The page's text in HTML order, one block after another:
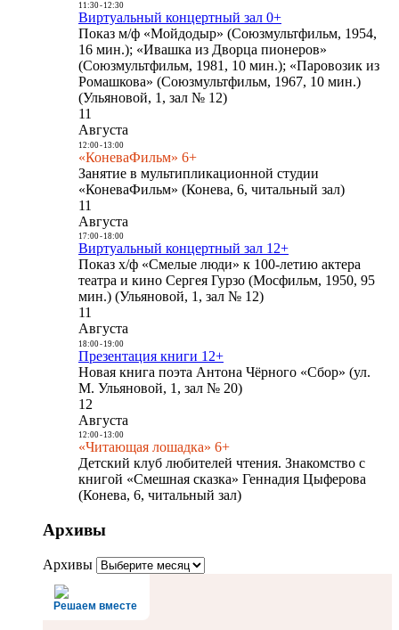
11:30- 12:30
Виртуальный концертный зал 0+
Показ м/ф «Мойдодыр» (Союзмультфильм, 1954,
16 мин.); «Ивашка из Дворца пионеров»
(Союзмультфильм, 1981, 10 мин.); «Паровозик из
Ромашкова» (Союзмультфильм, 1967, 10 мин.)
(Ульяновой, 1, зал № 12)
11
Августа
12:00- 13:00
«КоневаФильм» 6+
Занятие в мультипликационной студии
«КоневаФильм» (Конева, 6, читальный зал)
11
Августа
17:00- 18:00
Виртуальный концертный зал 12+
Показ х/ф «Смелые люди» к 100-летию актера
театра и кино Сергея Гурзо (Мосфильм, 1950, 95
мин.) (Ульяновой, 1, зал № 12)
11
Августа
18:00- 19:00
Презентация книги 12+
Новая книга поэта Антона Чёрного «Сбор» (ул.
М. Ульяновой, 1, зал № 20)
12
Августа
12:00- 13:00
«Читающая лошадка» 6+
Детский клуб любителей чтения. Знакомство с
книгой «Смешная сказка» Геннадия Цыферова
(Конева, 6, читальный зал)
Архивы
Архивы
Решаем вместе